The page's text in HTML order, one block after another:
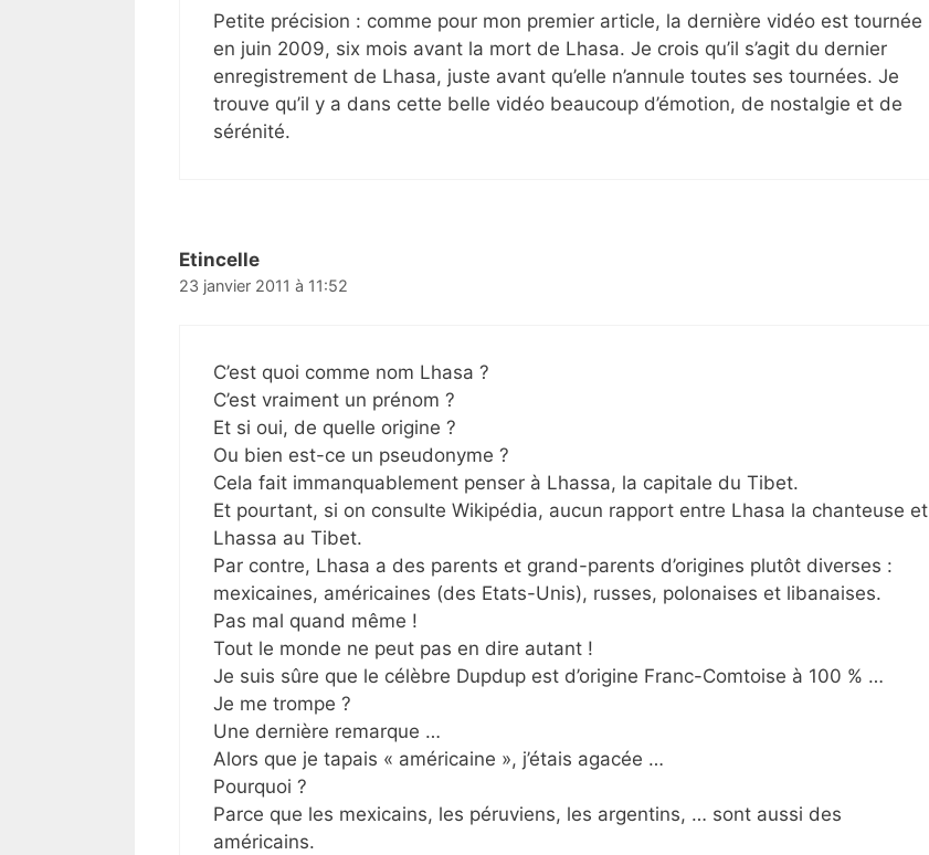
Petite précision : comme pour mon premier article, la dernière vidéo est tournée
en juin 2009, six mois avant la mort de Lhasa. Je crois qu’il s’agit du dernier
enregistrement de Lhasa, juste avant qu’elle n’annule toutes ses tournées. Je
trouve qu’il y a dans cette belle vidéo beaucoup d’émotion, de nostalgie et de
sérénité.
Etincelle
23 janvier 2011 à 11:52
C’est quoi comme nom Lhasa ?
C’est vraiment un prénom ?
Et si oui, de quelle origine ?
Ou bien est-ce un pseudonyme ?
Cela fait immanquablement penser à Lhassa, la capitale du Tibet.
Et pourtant, si on consulte Wikipédia, aucun rapport entre Lhasa la chanteuse et
Lhassa au Tibet.
Par contre, Lhasa a des parents et grand-parents d’origines plutôt diverses :
mexicaines, américaines (des Etats-Unis), russes, polonaises et libanaises.
Pas mal quand même !
Tout le monde ne peut pas en dire autant !
Je suis sûre que le célèbre Dupdup est d’origine Franc-Comtoise à 100 % …
Je me trompe ?
Une dernière remarque …
Alors que je tapais « américaine », j’étais agacée …
Pourquoi ?
Parce que les mexicains, les péruviens, les argentins, … sont aussi des
américains.